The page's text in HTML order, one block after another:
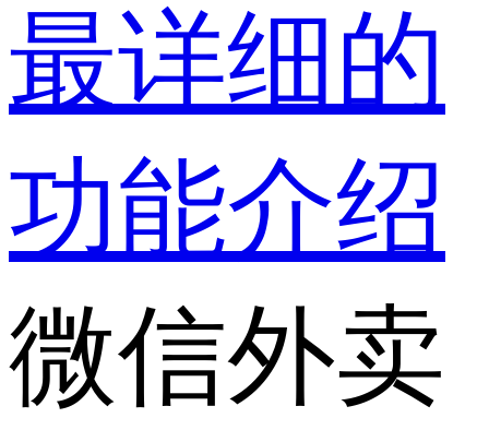
最详细的
功能介绍
微信外卖